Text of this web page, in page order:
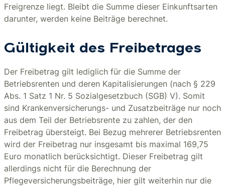
Freigrenze liegt. Bleibt die Summe dieser Einkunftsarten
darunter, werden keine Beiträge berechnet.
Gültigkeit des Freibetrages
Der Freibetrag gilt lediglich für die Summe der
Betriebsrenten und deren Kapitalisierungen (nach § 229
Abs. 1 Satz 1 Nr. 5 Sozialgesetzbuch (SGB) V). Somit
sind Krankenversicherungs- und Zusatzbeiträge nur noch
aus dem Teil der Betriebsrente zu zahlen, der den
Freibetrag übersteigt. Bei Bezug mehrerer Betriebsrenten
wird der Freibetrag nur insgesamt bis maximal 169,75
Euro monatlich berücksichtigt. Dieser Freibetrag gilt
allerdings nicht für die Berechnung der
Pflegeversicherungsbeiträge, hier gilt weiterhin nur die